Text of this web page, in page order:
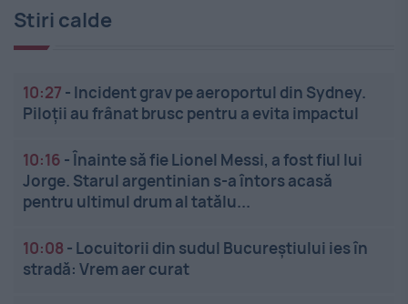
Stiri calde
10:27 - Incident grav pe aeroportul din Sydney.
Piloții au frânat brusc pentru a evita impactul
10:16 -Înainte să fie Lionel Messi, a fost fiul lui
Jorge. Starul argentinian s-a întors acasă
pentru ultimul drum al tatălu...
10:08 - Locuitorii din sudul Bucureștiului ies în
stradă: Vrem aer curat